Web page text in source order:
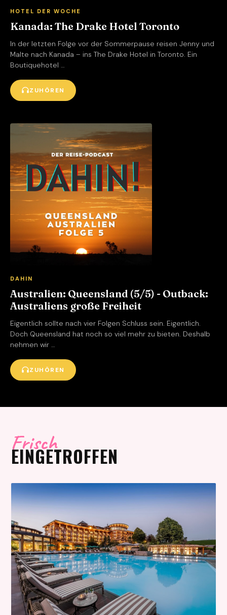
HOTEL DER WOCHE
Kanada: The Drake Hotel Toronto
In der letzten Folge vor der Sommerpause reisen Jenny und
Malte nach Kanada – ins The Drake Hotel in Toronto. Ein
Boutiquehotel …
ZUHÖREN
DAHIN
Australien: Queensland (5/5) - Outback:
Australiens große Freiheit
Eigentlich sollte nach vier Folgen Schluss sein. Eigentlich.
Doch Queensland hat noch so viel mehr zu bieten. Deshalb
nehmen wir …
ZUHÖREN
Frisch
EINGETROFFEN